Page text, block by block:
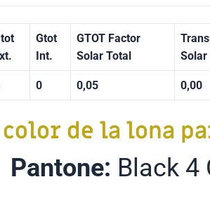
Gtot
Int.
GTOT Factor
Solar Total
Solar
0 0,05 0,00
de la lona
Pantone: Black 4